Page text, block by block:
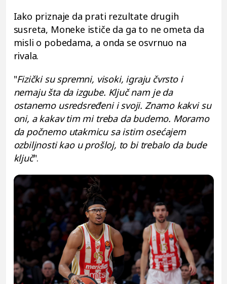
Iako priznaje da prati rezultate drugih
susreta, Moneke ističe da ga to ne ometa da
misli o pobedama, a onda se osvrnuo na
rivala.
"Fizički su spremni, visoki, igraju čvrsto i
nemaju šta da izgube. Ključ nam je da
ostanemo usredsređeni i svoji. Znamo kakvi su
oni, a kakav tim mi treba da budemo. Moramo
da počnemo utakmicu sa istim osećajem
ozbiljnosti kao u prošloj, to bi trebalo da bude
ključ".